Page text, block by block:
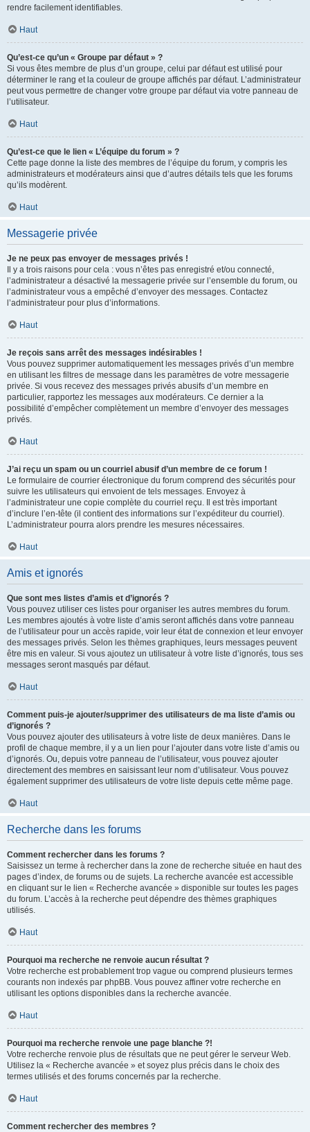
rendre facilement identifiables.
Haut
Qu’est-ce qu’un « Groupe par défaut » ?
Si vous êtes membre de plus d’un groupe, celui par défaut est utilisé pour
déterminer le rang et la couleur de groupe affichés par défaut. L’administrateur
peut vous permettre de changer votre groupe par défaut via votre panneau de
l’utilisateur.
Haut
Qu’est-ce que le lien « L’équipe du forum » ?
Cette page donne la liste des membres de l’équipe du forum, y compris les
administrateurs et modérateurs ainsi que d’autres détails tels que les forums
qu’ils modèrent.
Haut
Messagerie privée
Je ne peux pas envoyer de messages privés !
Il y a trois raisons pour cela : vous n’êtes pas enregistré et/ou connecté,
l’administrateur a désactivé la messagerie privée sur l’ensemble du forum, ou
l’administrateur vous a empêché d’envoyer des messages. Contactez
l’administrateur pour plus d’informations.
Haut
Je reçois sans arrêt des messages indésirables !
Vous pouvez supprimer automatiquement les messages privés d’un membre
en utilisant les filtres de message dans les paramètres de votre messagerie
privée. Si vous recevez des messages privés abusifs d’un membre en
particulier, rapportez les messages aux modérateurs. Ce dernier a la
possibilité d’empêcher complètement un membre d’envoyer des messages
privés.
Haut
J’ai reçu un spam ou un courriel abusif d’un membre de ce forum !
Le formulaire de courrier électronique du forum comprend des sécurités pour
suivre les utilisateurs qui envoient de tels messages. Envoyez à
l’administrateur une copie complète du courriel reçu. Il est très important
d’inclure l’en-tête (il contient des informations sur l’expéditeur du courriel).
L’administrateur pourra alors prendre les mesures nécessaires.
Haut
Amis et ignorés
Que sont mes listes d’amis et d’ignorés ?
Vous pouvez utiliser ces listes pour organiser les autres membres du forum.
Les membres ajoutés à votre liste d’amis seront affichés dans votre panneau
de l’utilisateur pour un accès rapide, voir leur état de connexion et leur envoyer
des messages privés. Selon les thèmes graphiques, leurs messages peuvent
être mis en valeur. Si vous ajoutez un utilisateur à votre liste d’ignorés, tous ses
messages seront masqués par défaut.
Haut
Comment puis-je ajouter/supprimer des utilisateurs de ma liste d’amis ou
d’ignorés ?
Vous pouvez ajouter des utilisateurs à votre liste de deux manières. Dans le
profil de chaque membre, il y a un lien pour l’ajouter dans votre liste d’amis ou
d’ignorés. Ou, depuis votre panneau de l’utilisateur, vous pouvez ajouter
directement des membres en saisissant leur nom d’utilisateur. Vous pouvez
également supprimer des utilisateurs de votre liste depuis cette même page.
Haut
Recherche dans les forums
Comment rechercher dans les forums ?
Saisissez un terme à rechercher dans la zone de recherche située en haut des
pages d’index, de forums ou de sujets. La recherche avancée est accessible
en cliquant sur le lien « Recherche avancée » disponible sur toutes les pages
du forum. L’accès à la recherche peut dépendre des thèmes graphiques
utilisés.
Haut
Pourquoi ma recherche ne renvoie aucun résultat ?
Votre recherche est probablement trop vague ou comprend plusieurs termes
courants non indexés par phpBB. Vous pouvez affiner votre recherche en
utilisant les options disponibles dans la recherche avancée.
Haut
Pourquoi ma recherche renvoie une page blanche ?!
Votre recherche renvoie plus de résultats que ne peut gérer le serveur Web.
Utilisez la « Recherche avancée » et soyez plus précis dans le choix des
termes utilisés et des forums concernés par la recherche.
Haut
Comment rechercher des membres ?